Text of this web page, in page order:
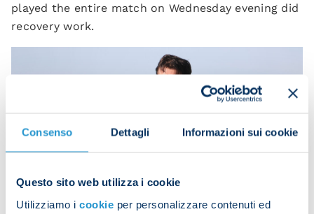
Consenso Dettagli Informazioni sui cookie
Questo sito web utilizza i cookie
Utilizziamo i cookie per personalizzare contenuti ed
played the entire match on Wednesday evening did
recovery work.